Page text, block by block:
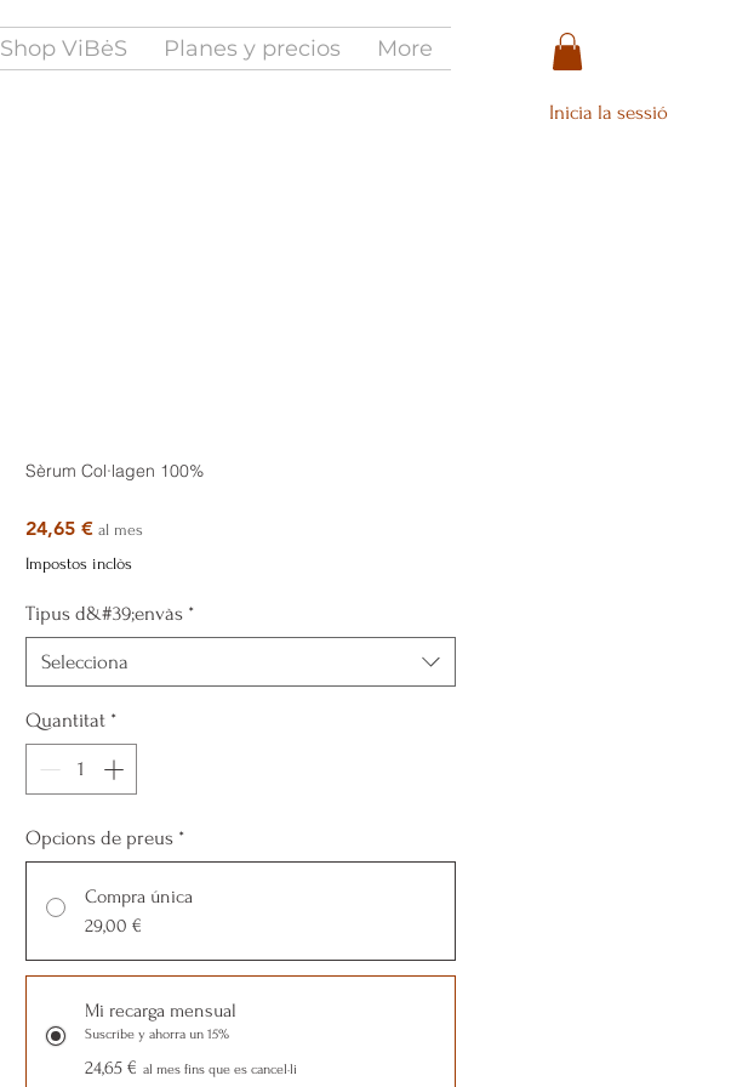
Inicia la sessió
Shop ViBėS Planes y precios More
Sèrum Col·lagen 100%
24,65 €Price
al mes
Impostos inclòs
Tipus d&#39;envàs *
Selecciona
Quantitat *
Opcions de preus *
Compra única
29,00 €
Mi recarga mensual
Suscríbe y ahorra un 15%
24,65 € al mes fins que es cancel·li